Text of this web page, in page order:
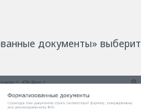
документы»